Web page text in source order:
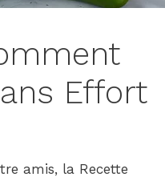
Effort
amis, la Recette